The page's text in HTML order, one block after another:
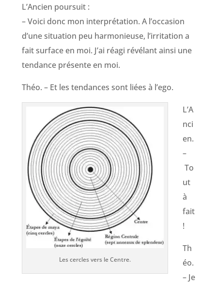
L’Ancien poursuit :
– Voici donc mon interprétation. A l’occasion
d’une situation peu harmonieuse, l’irritation a
fait surface en moi. J’ai réagi révélant ainsi une
tendance présente en moi.
Théo. – Et les tendances sont liées à l’ego.
Les cercles vers le Centre.
L’A
nci
en.
–
To
ut
à
fait
!
Th
éo.
– Je